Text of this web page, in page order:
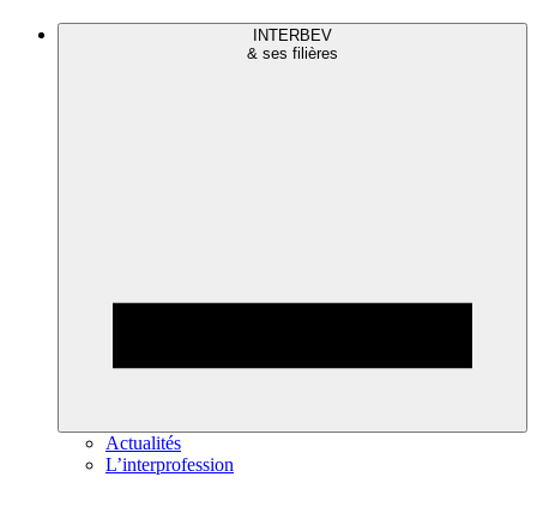
INTERBEV
& ses filières
Actualités
L’interprofession